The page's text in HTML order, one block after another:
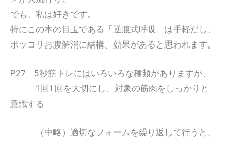
でも、私は好きです。
特にこの本の目玉である「逆腹式呼吸」は手軽だし、
ポッコリお腹解消に結構、効果があると思われます。
P.27 5秒筋トレにはいろいろな種類がありますが、
1回1回を大切にし、対象の筋肉をしっかりと
意識する
（中略）適切なフォームを繰り返して行うと、